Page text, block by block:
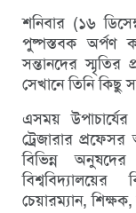
শনিবার (১৬
পুষ্পস্তবক অর্পণ
সন্তানদের স্মৃতির
সেখানে তিনি কিছু
এসময় উপাচার্যের
ট্রেজারার
বিভিন্ন অনুষদের
চেয়ারম্যান, শিক্ষক,